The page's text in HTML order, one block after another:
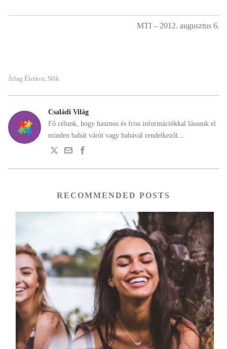
MTI – 2012. augusztus 6.
Átlag Életkor, Nõk
Családi Világ
Fő célunk, hogy hasznos és friss információkkal lássunk el
minden babát várót vagy babával rendelkezőt...
RECOMMENDED POSTS